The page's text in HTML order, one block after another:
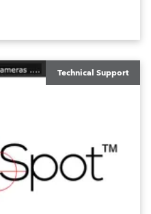
these configuration tools
flexible, and
Technical Support